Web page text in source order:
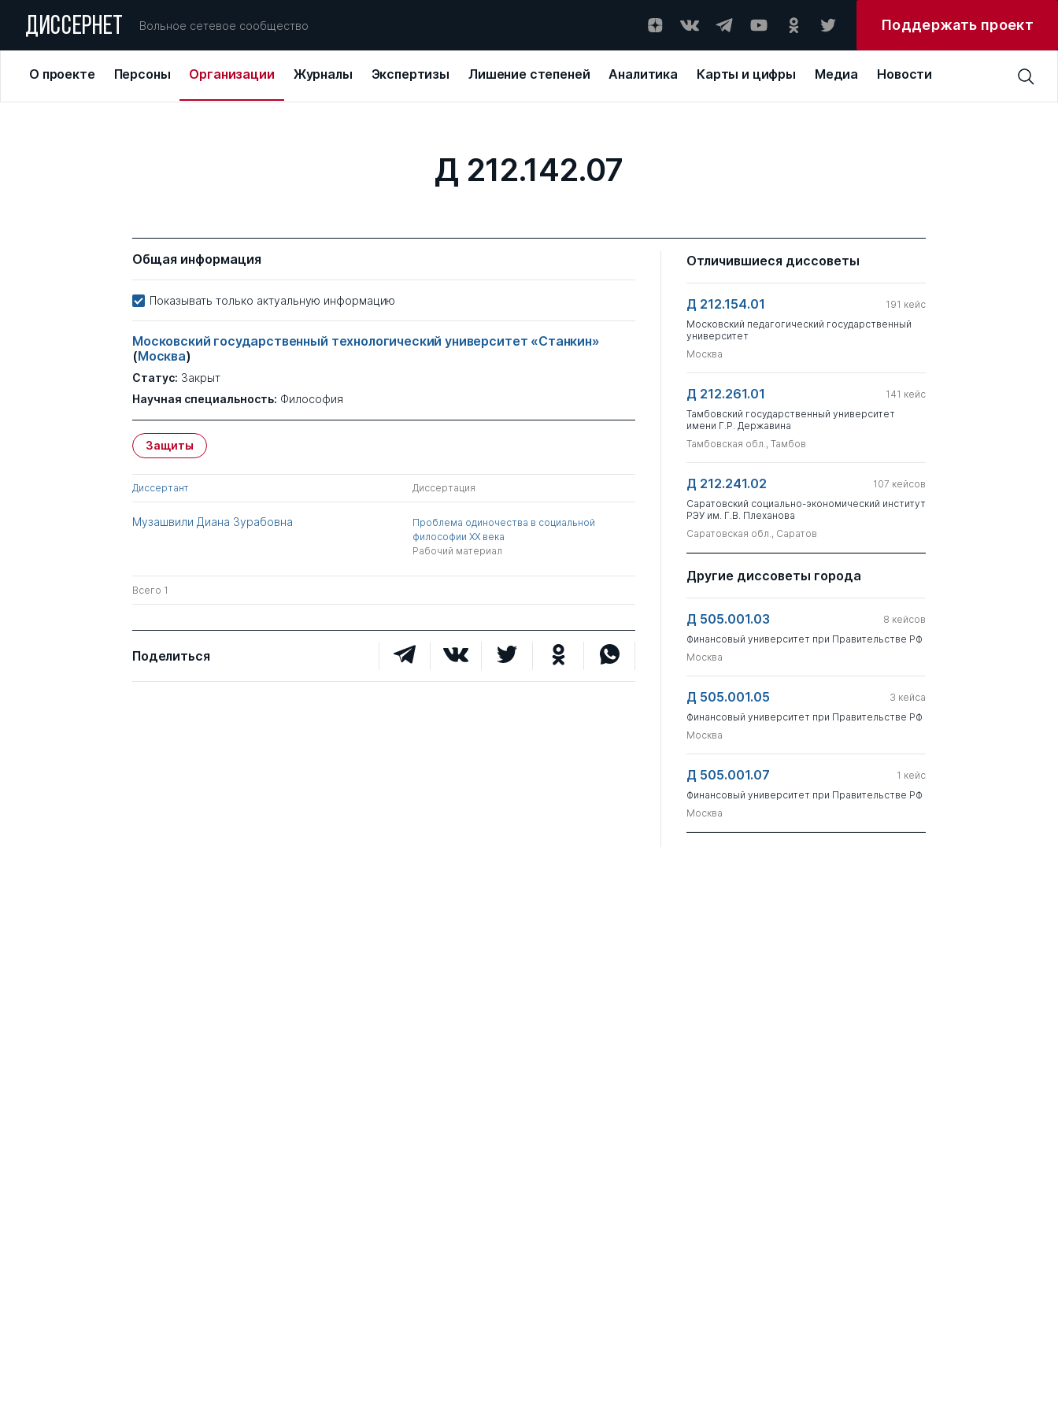
ДИССЕРНЕТ Вольное сетевое сообщество Поддержать проект
О проекте Персоны Организации Журналы Экспертизы Лишение степеней Аналитика Карты и цифры Медиа Новости
Д 212.142.07
Общая информация
Показывать только актуальную информацию
Московский государственный технологический университет «Станкин»
(Москва)
Статус: Закрыт
Научная специальность: Философия
Защиты
Диссертант Диссертация
Музашвили Диана Зурабовна
Проблема одиночества в социальной
философии XX века
Рабочий материал
Всего 1
Поделиться
Отличившиеся диссоветы
Д 212.154.01 191 кейс
Московский педагогический государственный
университет
Москва
Д 212.261.01 141 кейс
Тамбовский государственный университет
имени Г.Р. Державина
Тамбовская обл., Тамбов
Д 212.241.02 107 кейсов
Саратовский социально-экономический институт
РЭУ им. Г.В. Плеханова
Саратовская обл., Саратов
Другие диссоветы города
Д 505.001.03 8 кейсов
Финансовый университет при Правительстве РФ
Москва
Д 505.001.05 3 кейса
Финансовый университет при Правительстве РФ
Москва
Д 505.001.07 1 кейс
Финансовый университет при Правительстве РФ
Москва